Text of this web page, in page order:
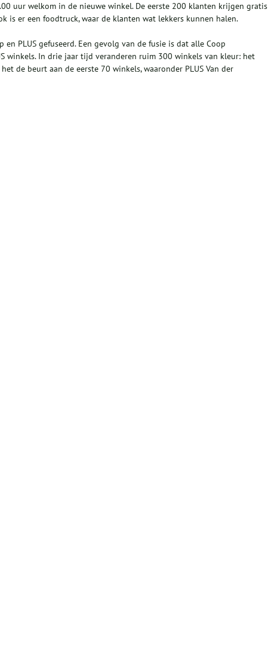
uur welkom in de nieuwe winkel. De eerste 200 klanten krijgen gratis
is er een foodtruck, waar de klanten wat lekkers kunnen halen.
en PLUS gefuseerd. Een gevolg van de fusie is dat alle Coop
winkels. In drie jaar tijd veranderen ruim 300 winkels van kleur: het
de beurt aan de eerste 70 winkels, waaronder PLUS Van der